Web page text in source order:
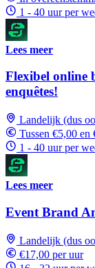
1 - 40 uur per
Lees meer
Flexibel online
enquêtes!
Landelijk (dus
Tussen €5,00 en
1 - 40 uur per
Lees meer
Event Brand
Landelijk (dus
€17,00 per uur